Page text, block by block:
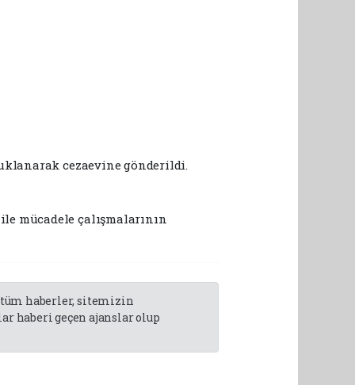
cezaevine gönderildi.
mücadele çalışmalarının
tüm haberler, sitemizin
haberi geçen ajanslar olup